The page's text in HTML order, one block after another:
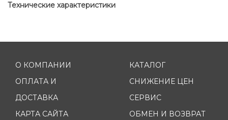
Технические характеристики
О КОМПАНИИ
ОПЛАТА И
ДОСТАВКА
КАРТА САЙТА
КАТАЛОГ
СНИЖЕНИЕ ЦЕН
СЕРВИС
ОБМЕН И ВОЗВРАТ